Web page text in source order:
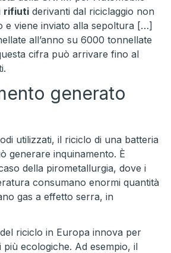
rifiuti derivanti dal riciclaggio non
e viene inviato alla sepoltura […]
all’anno su 6000 tonnellate
cifra può arrivare fino al
generato
utilizzati, il riciclo di una batteria
generare inquinamento. È
della pirometallurgia, dove i
consumano enormi quantità
gas a effetto serra, in
riciclo in Europa innova per
ecologiche. Ad esempio, il